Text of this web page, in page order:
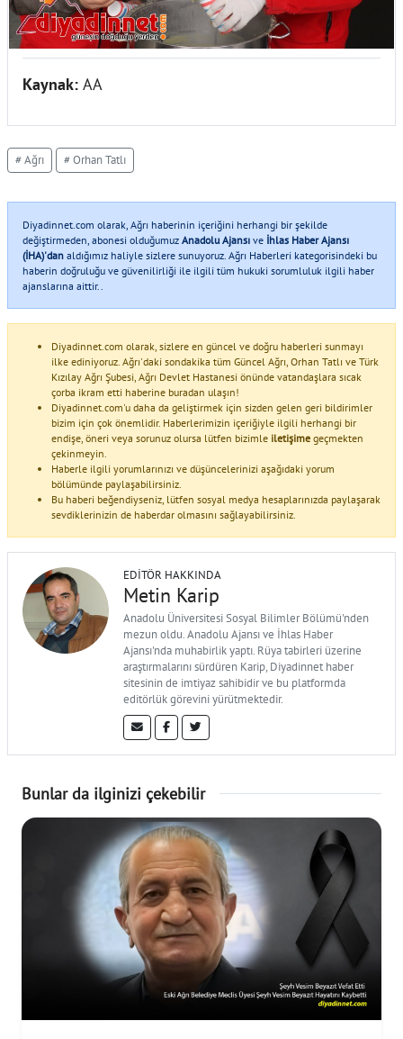
Kaynak: AA
# Ağrı # Orhan Tatlı
Diyadinnet.com olarak, Ağrı haberinin içeriğini herhangi bir şekilde
değiştirmeden, abonesi olduğumuz Anadolu Ajansı ve İhlas Haber Ajansı
(İHA)'dan aldığımız haliyle sizlere sunuyoruz. Ağrı Haberleri kategorisindeki bu
haberin doğruluğu ve güvenilirliği ile ilgili tüm hukuki sorumluluk ilgili haber
ajanslarına aittir..
Diyadinnet.com olarak, sizlere en güncel ve doğru haberleri sunmayı
ilke ediniyoruz. Ağrı'daki sondakika tüm Güncel Ağrı, Orhan Tatlı ve Türk
Kızılay Ağrı Şubesi, Ağrı Devlet Hastanesi önünde vatandaşlara sıcak
çorba ikram etti haberine buradan ulaşın!
Diyadinnet.com'u daha da geliştirmek için sizden gelen geri bildirimler
bizim için çok önemlidir. Haberlerimizin içeriğiyle ilgili herhangi bir
endişe, öneri veya sorunuz olursa lütfen bizimle iletişime geçmekten
çekinmeyin.
Haberle ilgili yorumlarınızı ve düşüncelerinizi aşağıdaki yorum
bölümünde paylaşabilirsiniz.
Bu haberi beğendiyseniz, lütfen sosyal medya hesaplarınızda paylaşarak
sevdiklerinizin de haberdar olmasını sağlayabilirsiniz.
EDITÖR HAKKINDA
Metin Karip
Anadolu Üniversitesi Sosyal Bilimler Bölümü'nden
mezun oldu. Anadolu Ajansı ve İhlas Haber
Ajansı'nda muhabirlik yaptı. Rüya tabirleri üzerine
araştırmalarını sürdüren Karip, Diyadinnet haber
sitesinin de imtiyaz sahibidir ve bu platformda
editörlük görevini yürütmektedir.
Bunlar da ilginizi çekebilir